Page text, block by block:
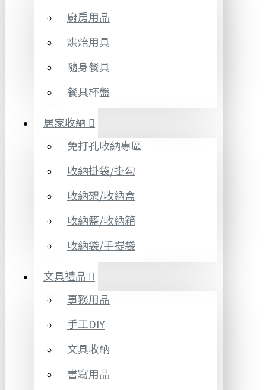
廚房用品
烘焙用具
隨身餐具
餐具杯盤
居家收納
免打孔收納專區
收納掛袋/掛勾
收納架/收納盒
收納籃/收納箱
收納袋/手提袋
文具禮品
事務用品
手工DIY
文具收納
書寫用品